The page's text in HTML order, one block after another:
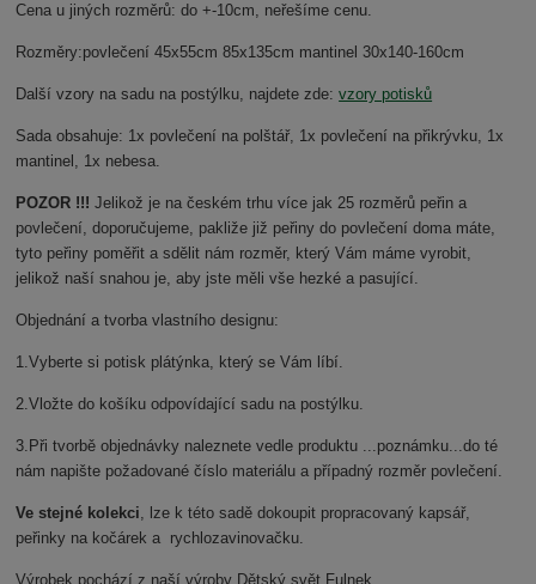
Cena u jiných rozměrů: do +-10cm, neřešíme cenu.
Rozměry:povlečení 45x55cm 85x135cm mantinel 30x140-160cm
Další vzory na sadu na postýlku, najdete zde:vzory potisků
Sada obsahuje: 1x povlečení na polštář, 1x povlečení na přikrývku, 1x
mantinel, 1x nebesa.
POZOR !!!Jelikož je na českém trhu více jak 25 rozměrů peřin a
povlečení, doporučujeme, pakliže již peřiny do povlečení doma máte,
tyto peřiny poměřit a sdělit nám rozměr, který Vám máme vyrobit,
jelikož naší snahou je, aby jste měli vše hezké a pasující.
Objednání a tvorba vlastního designu:
1.Vyberte si potisk plátýnka, který se Vám líbí.
2.Vložte do košíku odpovídající sadu na postýlku.
3.Při tvorbě objednávky naleznete vedle produktu ...poznámku...do té
nám napište požadované číslo materiálu a případný rozměr povlečení.
Ve stejné kolekci, lze k této sadě dokoupit propracovaný kapsář,
peřinky na kočárek a rychlozavinovačku.
Výrobek pochází z naší výroby Dětský svět Fulnek